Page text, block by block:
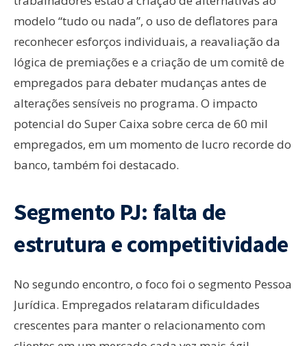
modelo “tudo ou nada”, o uso de deflatores para
reconhecer esforços individuais, a reavaliação da
lógica de premiações e a criação de um comitê de
empregados para debater mudanças antes de
alterações sensíveis no programa. O impacto
potencial do Super Caixa sobre cerca de 60 mil
empregados, em um momento de lucro recorde do
banco, também foi destacado.
Segmento PJ: falta de
estrutura e competitividade
No segundo encontro, o foco foi o segmento Pessoa
Jurídica. Empregados relataram dificuldades
crescentes para manter o relacionamento com